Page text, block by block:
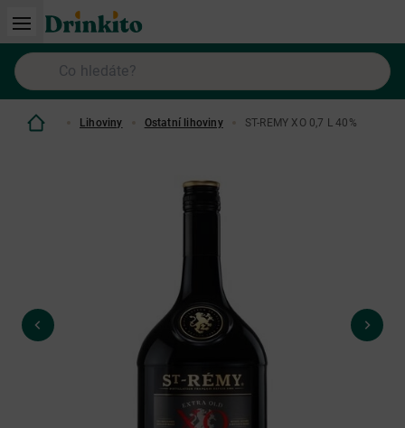
Lihoviny Ostatní lihoviny ST-REMY XO 0,7 L 40%